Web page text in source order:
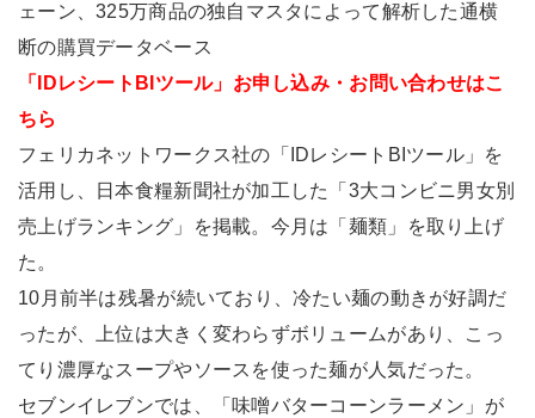
ェーン、325万商品の独自マスタによって解析した通横
断の購買データベース
「IDレシートBIツール」お申し込み・お問い合わせはこ
ちら
フェリカネットワークス社の「IDレシートBIツール」を
活用し、日本食糧新聞社が加工した「3大コンビニ男女別
売上げランキング」を掲載。今月は「麺類」を取り上げ
た。
10月前半は残暑が続いており、冷たい麺の動きが好調だ
ったが、上位は大きく変わらずボリュームがあり、こっ
てり濃厚なスープやソースを使った麺が人気だった。
セブンイレブンでは、「味噌バターコーンラーメン」が